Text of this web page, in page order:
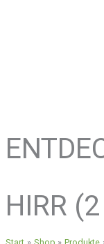
HIRR